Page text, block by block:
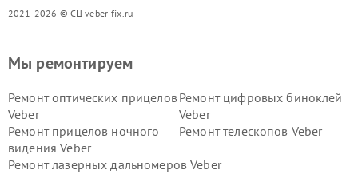
2021-2026 © СЦ veber-fix.ru
Мы ремонтируем
Ремонт оптических прицелов
Veber
Ремонт цифровых биноклей
Veber
Ремонт прицелов ночного
видения Veber
Ремонт телескопов Veber
Ремонт лазерных дальномеров Veber